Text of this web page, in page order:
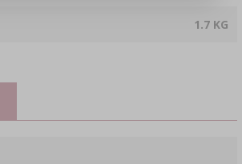
1.7 KG